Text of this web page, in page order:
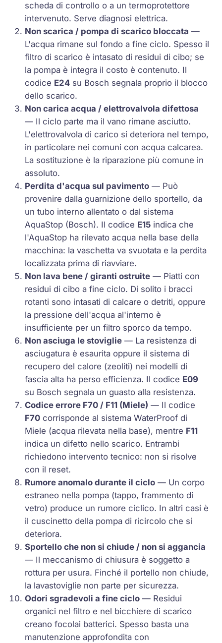
scheda di controllo o a un termoprotettore
intervenuto. Serve diagnosi elettrica.
Non scarica / pompa di scarico bloccata —
L'acqua rimane sul fondo a fine ciclo. Spesso il
filtro di scarico è intasato di residui di cibo; se
la pompa è integra il costo è contenuto. Il
codice E24 su Bosch segnala proprio il blocco
dello scarico.
Non carica acqua / elettrovalvola difettosa
— Il ciclo parte ma il vano rimane asciutto.
L'elettrovalvola di carico si deteriora nel tempo,
in particolare nei comuni con acqua calcarea.
La sostituzione è la riparazione più comune in
assoluto.
Perdita d'acqua sul pavimento — Può
provenire dalla guarnizione dello sportello, da
un tubo interno allentato o dal sistema
AquaStop (Bosch). Il codice E15 indica che
l'AquaStop ha rilevato acqua nella base della
macchina: la vaschetta va svuotata e la perdita
localizzata prima di riavviare.
Non lava bene / giranti ostruite — Piatti con
residui di cibo a fine ciclo. Di solito i bracci
rotanti sono intasati di calcare o detriti, oppure
la pressione dell'acqua al'interno è
insufficiente per un filtro sporco da tempo.
Non asciuga le stoviglie — La resistenza di
asciugatura è esaurita oppure il sistema di
recupero del calore (zeoliti) nei modelli di
fascia alta ha perso efficienza. Il codice E09
su Bosch segnala un guasto alla resistenza.
Codice errore F70 / F11 (Miele) — Il codice
F70 corrisponde al sistema WaterProof di
Miele (acqua rilevata nella base), mentre F11
indica un difetto nello scarico. Entrambi
richiedono intervento tecnico: non si risolve
con il reset.
Rumore anomalo durante il ciclo — Un corpo
estraneo nella pompa (tappo, frammento di
vetro) produce un rumore ciclico. In altri casi è
il cuscinetto della pompa di ricircolo che si
deteriora.
Sportello che non si chiude / non si aggancia
— Il meccanismo di chiusura è soggetto a
rottura per usura. Finché il portello non chiude,
la lavastoviglie non parte per sicurezza.
Odori sgradevoli a fine ciclo — Residui
organici nel filtro e nel bicchiere di scarico
creano focolai batterici. Spesso basta una
manutenzione approfondita con